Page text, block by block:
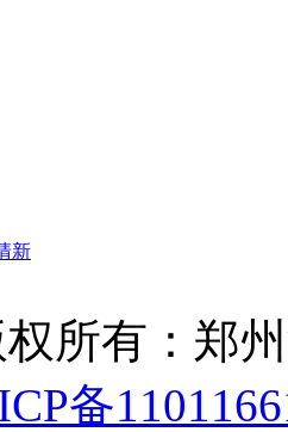
新
权所有：郑
备